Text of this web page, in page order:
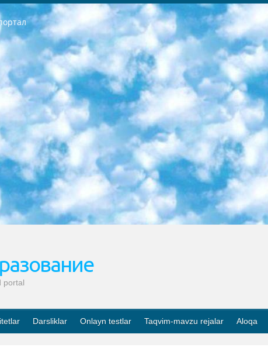
системе подготовка базы данных экзаменационных материалов и критериев оценки; перевод базы экзаменационных материалов на все языки обучения подать в Республиканский образовательный центр для изготовления; варианты экзаменов на основе разработанных контрольных материалов пусть будут поставлены задачи формирования. 3. Республиканский образовательный центр (Ш.Худайкулов) до 5 апреля 2024 года. до: база данных предоставленных экзаменационных материалов на все языки обучения перевод и экспертиза; для слепых, слабовидящих, глухих, слабослышащих и умственно отсталых детей учащиеся выпускных классов специализированных школ и школ-интернатов база данных экзаменационных материалов на всех преподаваемых языках подготовка критериев оценки; специализированные школы для умственно отсталых детей и технологии для учащихся выпускных классов школ-интернатов разработка соответствующих рекомендаций и критериев проведения ЕГЭ по естествознанию давать задания. 4. Педагогический при специализированных образовательных учреждениях. Научно-практический центр навыков и международной оценки (Д.Давидова), Республика образовательный центр (Худайкулов Ш.) итоговый государственный аттестационный экзамен ориентирован на творческое и логическое мышление при подготовке базы материалов учитывать введение заданий. 5. Следует отметить, что: сертификат государственного образца о знании общеобразовательного предмета и как минимум национальный уровень B1 по предметам на иностранных языках, указанным в Приложении 2. или международно признанный сертификат эквивалентного уровня студенты, изучающие определенный предмет, освобождаются от экзамена; по соответствующим предметам запланирована итоговая государственная аттестация за день до дня, путем жеребьевки Рабочей группой (в письменной форме по предметам, проводимым в форме) из числа сформированных вариантов выбрано 2 варианта; 2 выбранных варианта экзамена анонсированы на официальном сайте министерства и все выпускники по всей стране на основе этих вариантов проводит итоговую государственную аттестацию. 6. Государственное образование учащихся средних общеобразовательных учреждений. знания в соответствии с квалификационными требованиями, которые необходимо приобрести на основании стандартов итоговый (выпускной) контроль для 9 и 11 классов в целях тестирования Экзамены (далее – экзамены) состоят из предметов, перечисленных в приложении 1. будет сделано. 7. Экзамены пройдут с 26 мая по 15 июня 2024 г. (кроме науки физического воспитания). 8. Физическая для учащихся 9 классов общесредних образовательных учреждений. Экзамены по предмету «Образование, квалификация медицина» 1-6 мая 2024 года. сотрудники перевести под присмотр (с отклонениями в физическом или умственном развитии) специализированная школа для детей, школы-интернаты и со сколиозом школы-интернаты санаторного типа для больных детей исключены). 9. Он был слепым, слабовидящим и имел нарушения опорно-двигательного аппарата. экзамены в специализированных школах и интернатах для детей должны проводиться исходя из требований, предъявляемых к общеобразовательным учреждениям (физкультура кроме науки). 10. Специализированная школа для глухих и слабослышащих детей. и экзамены в интернатах и быть реализован в виде письменного теста по математике. 11. Специальность для умственно отсталых детей. Для 9 класса Родной язык и литературное письмо Государственный язык (язык обучения – узбекский). для неклассов) написано Математическое письмо Письменная/устная история Узбекистана Физическое воспитание практично Итоговый контроль Для 11 класса Написание родного языка и литературы (эссе) Математическое письмо Узбекский язык (обучение на узбекском языке) не посещающее общее среднее образование для учреждений)/Образовательное учреждение выбор письменный и устный Иностранный язык письменный/устный Письменная/устная история Узбекистана *По выбору студента:  Химия  Физика  Основы государственного права  География 10 бесплатных образовательных ресурсов - Мы составили подборку онлайн-проектов с интерактивными упражнениями, видеолекциями и статьями. Они помогут вам обрести новые и освежить старые знания бесплатно. 1. «ИНТУИТ» Старейшая образовательная площадка Рунета. Здесь вы найдёте сотни текстовых и видеокурсов на десятки различных тем — от программирования до психологии. Многие курсы подготовлены российскими университетами и крупными международными компаниями вроде Intel и Microsoft. Самостоятельное обучение бесплатное, но желающие могут оплатить услуги персональных наставников. 2. «Смартия» знакомит с актуальными профессиями и подсказывает, как им обучаться. Выбрав заинтересовавшую вас специальность — SMM-специалист, фотограф,
portal
Darsliklar Onlayn testlar Taqvim-mavzu rejalar Aloqa